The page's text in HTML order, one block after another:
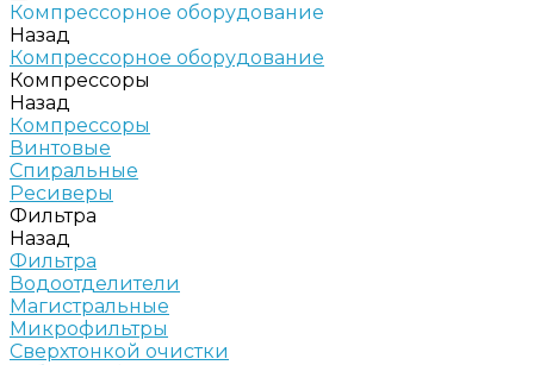
Компрессорное оборудование
Назад
Компрессорное оборудование
Компрессоры
Назад
Компрессоры
Винтовые
Спиральные
Ресиверы
Фильтра
Назад
Фильтра
Водоотделители
Магистральные
Микрофильтры
Сверхтонкой очистки